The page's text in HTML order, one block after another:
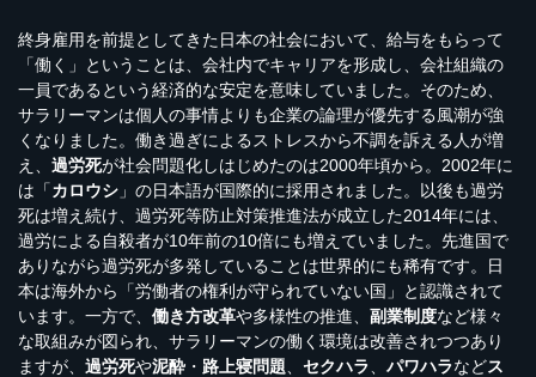
終身雇用を前提としてきた日本の社会において、給与をもらって
「働く」ということは、会社内でキャリアを形成し、会社組織の
一員であるという経済的な安定を意味していました。そのため、
サラリーマンは個人の事情よりも企業の論理が優先する風潮が強
くなりました。働き過ぎによるストレスから不調を訴える人が増
え、 過労死が社会問題化しはじめたのは2000年頃から。2002年に
は「カロウシ 」の日本語が国際的に採用されました。以後も過労
死は増え続け、過労死等防止対策推進法が成立した2014年には、
過労による自殺者が10年前の10倍にも増えていました。先進国で
ありながら過労死が多発していることは世界的にも稀有です。日
本は海外から「労働者の権利が守られていない国」と認識されて
います。一方で、 働き方改革や多様性の推進、 副業制度など様々
な取組みが図られ、サラリーマンの働く環境は改善されつつあり
ますが、 過労死や泥酔 ・ 路上寝問題 セクハラ パワハラなどス